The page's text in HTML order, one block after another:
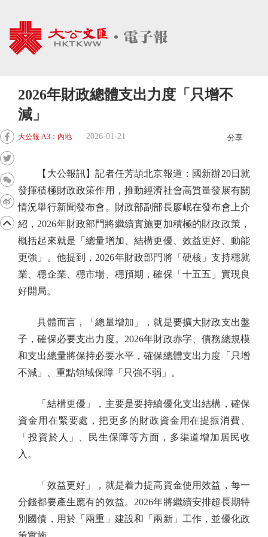
2026年財政總體支出力度「只增不
減」
大公報 A3：內地 2026-01-21 分享
【大公報訊】記者任芳頡北京報道：國新辦20日就
發揮積極財政政策作用，推動經濟社會高質量發展有關
情況舉行新聞發布會。財政部副部長廖岷在發布會上介
紹，2026年財政部門將繼續實施更加積極的財政政策，
概括起來就是「總量增加、結構更優、效益更好、動能
更強」。他提到，2026年財政部門將「硬核」支持穩就
業、穩企業、穩市場、穩預期，確保「十五五」實現良
好開局。
具體而言，「總量增加」，就是要擴大財政支出盤
子，確保必要支出力度。2026年財政赤字、債務總規模
和支出總量將保持必要水平，確保總體支出力度「只增
不減」、重點領域保障「只強不弱」。
「結構更優」，主要是要持續優化支出結構，確保
資金用在緊要處，把更多的財政資金用在提振消費、
「投資於人」、民生保障等方面，多渠道增加居民收
入。
「效益更好」，就是着力提高資金使用效益，每一
分錢都要產生應有的效益。2026年將繼續安排超長期特
別國債，用於「兩重」建設和「兩新」工作，並優化政